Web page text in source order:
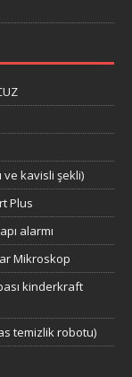
ve kavisli şekli)
Plus
alarmı
Mikroskop
kinderkraft
temizlik robotu)